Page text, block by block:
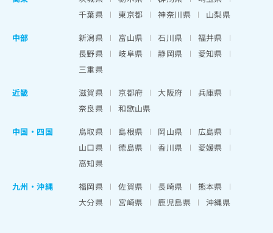
千葉県
東京都 神奈川県
山梨県
中部
新潟県 富山県 石川県
福井県
長野県
岐阜県 静岡県
愛知県
三重県
近畿
滋賀県 京都府 大阪府
兵庫県
奈良県
和歌山県
中国・四国
鳥取県 島根県 岡山県
広島県
山口県
徳島県 香川県
愛媛県
高知県
九州・沖縄
福岡県 佐賀県 長崎県
熊本県
大分県
宮崎県 鹿児島県 沖縄県